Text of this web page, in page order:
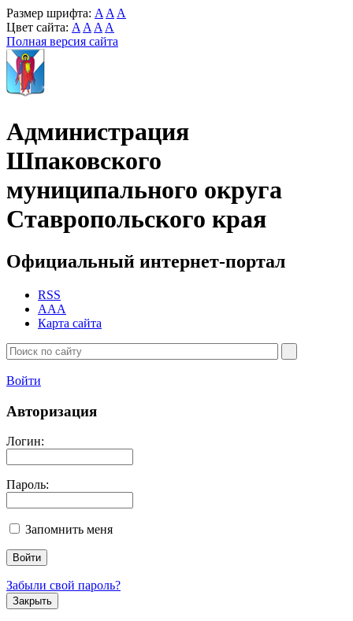
Размер шрифта: A A A
Цвет сайта: A A A A
Полная версия сайта
Администрация
Шпаковского
муниципального округа
Ставропольского края
Официальный интернет-портал
RSS
AAA
Карта сайта
Войти
Авторизация
Логин:
Пароль:
Запомнить меня
Забыли свой пароль?
Закрыть